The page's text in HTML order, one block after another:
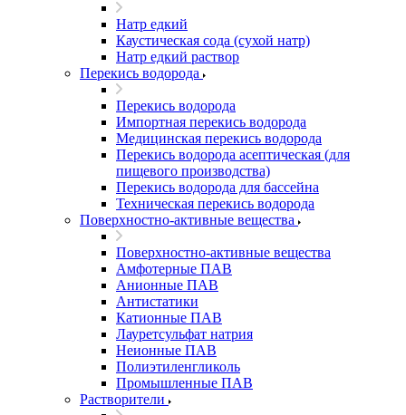
Натр едкий
Каустическая сода (сухой натр)
Натр едкий раствор
Перекись водорода
Перекись водорода
Импортная перекись водорода
Медицинская перекись водорода
Перекись водорода асептическая (для
пищевого производства)
Перекись водорода для бассейна
Техническая перекись водорода
Поверхностно-активные вещества
Поверхностно-активные вещества
Амфотерные ПАВ
Анионные ПАВ
Антистатики
Катионные ПАВ
Лауретсульфат натрия
Неионные ПАВ
Полиэтиленгликоль
Промышленные ПАВ
Растворители